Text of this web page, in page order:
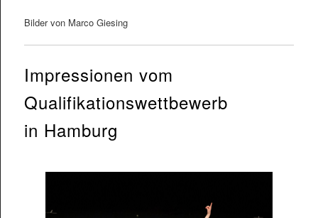
Bilder von Marco Giesing
Impressionen vom
Qualifikationswettbewerb
in Hamburg